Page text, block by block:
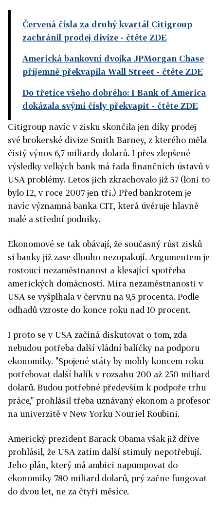
Červená čísla za druhý kvartál Citigroup
zachránil prodej divize - čtěte ZDE
Americká bankovní dvojka JPMorgan Chase
příjemně překvapila Wall Street - čtěte ZDE
Do třetice všeho dobrého: I Bank of America
dokázala svými čísly překvapit - čtěte ZDE
Citigroup navíc v zisku skončila jen díky prodej
své brokerské divize Smith Barney, z kterého měla
čistý výnos 6,7 miliardy dolarů. I přes zlepšené
výsledky velkých bank má řada finančních ústavů v
USA problémy. Letos jich zkrachovalo již 57 (loni to
bylo 12, v roce 2007 jen tři.) Před bankrotem je
navíc významná banka CIT, která úvěruje hlavně
malé a střední podniky.
Ekonomové se tak obávají, že současný růst zisků
si banky již zase dlouho nezopakují. Argumentem je
rostoucí nezaměstnanost a klesající spotřeba
amerických domácností. Míra nezaměstnanosti v
USA se vyšplhala v červnu na 9,5 procenta. Podle
odhadů vzroste do konce roku nad 10 procent.
I proto se v USA začíná diskutovat o tom, zda
nebudou potřeba další vládní balíčky na podporu
ekonomiky. "Spojené státy by mohly koncem roku
potřebovat další balík v rozsahu 200 až 250 miliard
dolarů. Budou potřebné především k podpoře trhu
práce," prohlásil třeba uznávaný ekonom a profesor
na univerzitě v New Yorku Nouriel Roubini.
Americký prezident Barack Obama však již dříve
prohlásil, že USA zatím další stimuly nepotřebují.
Jeho plán, který má ambici napumpovat do
ekonomiky 780 miliard dolarů, prý začne fungovat
do dvou let, ne za čtyři měsíce.